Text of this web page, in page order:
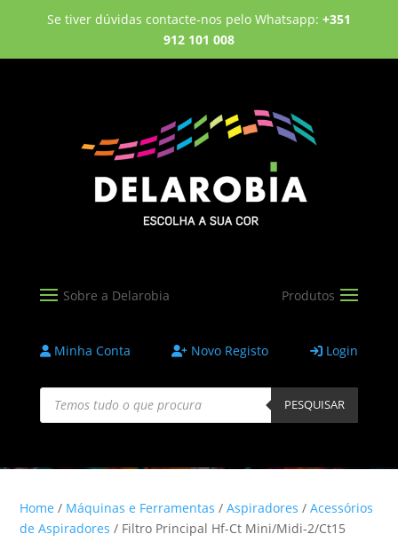
Se tiver dúvidas contacte-nos pelo Whatsapp: +351
912 101 008
Minha Conta Novo Registo Login
Products
search PESQUISAR
Home / Máquinas e Ferramentas /Aspiradores /Acessórios
de Aspiradores / Filtro Principal Hf-Ct Mini/Midi-2/Ct15